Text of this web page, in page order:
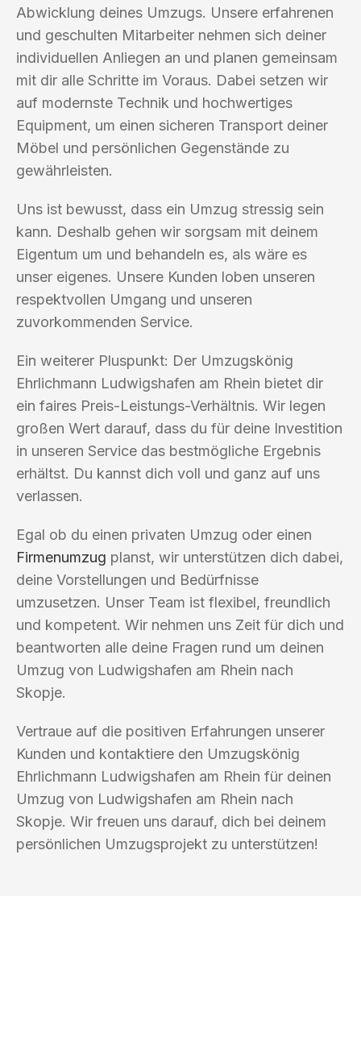
Abwicklung deines Umzugs. Unsere erfahrenen
und geschulten Mitarbeiter nehmen sich deiner
individuellen Anliegen an und planen gemeinsam
mit dir alle Schritte im Voraus. Dabei setzen wir
auf modernste Technik und hochwertiges
Equipment, um einen sicheren Transport deiner
Möbel und persönlichen Gegenstände zu
gewährleisten.
Uns ist bewusst, dass ein Umzug stressig sein
kann. Deshalb gehen wir sorgsam mit deinem
Eigentum um und behandeln es, als wäre es
unser eigenes. Unsere Kunden loben unseren
respektvollen Umgang und unseren
zuvorkommenden Service.
Ein weiterer Pluspunkt: Der Umzugskönig
Ehrlichmann Ludwigshafen am Rhein bietet dir
ein faires Preis-Leistungs-Verhältnis. Wir legen
großen Wert darauf, dass du für deine Investition
in unseren Service das bestmögliche Ergebnis
erhältst. Du kannst dich voll und ganz auf uns
verlassen.
Egal ob du einen privaten Umzug oder einen
Firmenumzug planst, wir unterstützen dich dabei,
deine Vorstellungen und Bedürfnisse
umzusetzen. Unser Team ist flexibel, freundlich
und kompetent. Wir nehmen uns Zeit für dich und
beantworten alle deine Fragen rund um deinen
Umzug von Ludwigshafen am Rhein nach
Skopje.
Vertraue auf die positiven Erfahrungen unserer
Kunden und kontaktiere den Umzugskönig
Ehrlichmann Ludwigshafen am Rhein für deinen
Umzug von Ludwigshafen am Rhein nach
Skopje. Wir freuen uns darauf, dich bei deinem
persönlichen Umzugsprojekt zu unterstützen!